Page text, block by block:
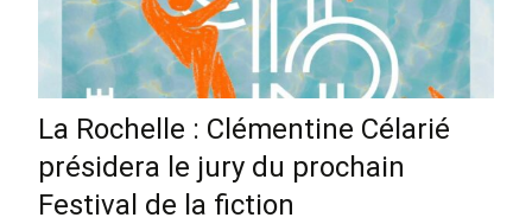
La Rochelle : Clémentine Célarié
présidera le jury du prochain
Festival de la fiction